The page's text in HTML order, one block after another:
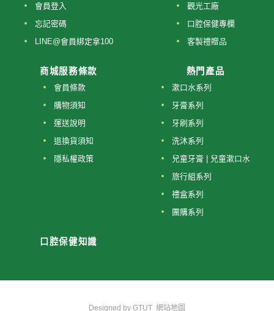
會員登入
忘記密碼
LINE@會員綁定拿100
觀光工廠
口腔保健專欄
客製禮贈品
商城服務條款
會員條款
購物須知
運送說明
退換貨須知
隱私權政策
熱門產品
漱口水系列
牙膏系列
牙刷系列
洗沐系列
兒童牙膏 | 兒童漱口水
旅行組系列
禮盒系列
團購系列
口腔保健知識
Designed by GTUT 網站地圖